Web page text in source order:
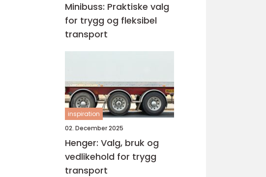
Minibuss: Praktiske valg
for trygg og fleksibel
transport
inspiration
02. December 2025
Henger: Valg, bruk og
vedlikehold for trygg
transport